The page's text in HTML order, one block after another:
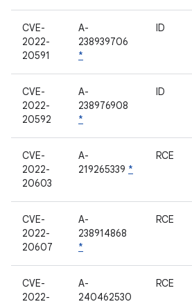
CVE-
2022-
20591
A-
238939706
*
ID
CVE-
2022-
20592
A-
238976908
*
ID
CVE-
2022-
20603
A-
219265339 *
RCE
CVE-
2022-
20607
A-
238914868
*
RCE
CVE-
2022-
A-
240462530
RCE